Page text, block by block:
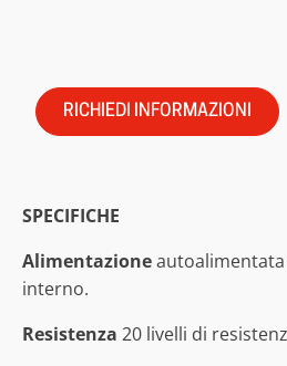
RICHIEDI INFORMAZIONI
SPECIFICHE
Alimentazione
interno.
Resistenza 20 livelli di